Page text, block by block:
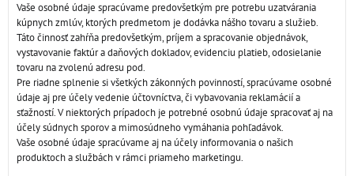
Vaše osobné údaje spracúvame predovšetkým pre potrebu uzatvárania
kúpnych zmlúv, ktorých predmetom je dodávka nášho tovaru a služieb.
Táto činnosť zahŕňa predovšetkým, príjem a spracovanie objednávok,
vystavovanie faktúr a daňových dokladov, evidenciu platieb, odosielanie
tovaru na zvolenú adresu pod.
Pre riadne splnenie si všetkých zákonných povinností, spracúvame osobné
údaje aj pre účely vedenie účtovníctva, či vybavovania reklamácií a
sťažností. V niektorých prípadoch je potrebné osobnú údaje spracovať aj na
účely súdnych sporov a mimosúdneho vymáhania pohľadávok.
Vaše osobné údaje spracúvame aj na účely informovania o našich
produktoch a službách v rámci priameho marketingu.